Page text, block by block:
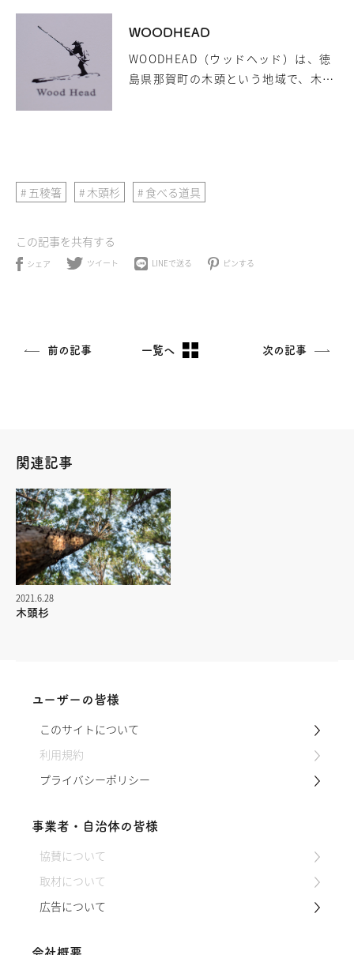
ブランド名です。その評判は非常に古
くから存在したようで、文献には平
安、奈良時代から京都下鴨神社、大阪
で美しい木目があり、そこからの気持
WOODHEAD
WOODHEAD（ウッドヘッド）は、徳
島県那賀町の木頭という地域で、木材
ている活動のひとつに、美しい赤身を
製造と販売があります。木頭杉は古く
五稜箸 木頭杉 食べる道具
この記事を共有する
シェア ツイート LINEで送る ピンする
前の記事 一覧へ 次の記事
関連記事
2021.6.28
木頭杉
ユーザーの皆様
このサイトについて
利用規約
プライバシーポリシー
事業者・自治体の皆様
協賛について
取材について
広告について